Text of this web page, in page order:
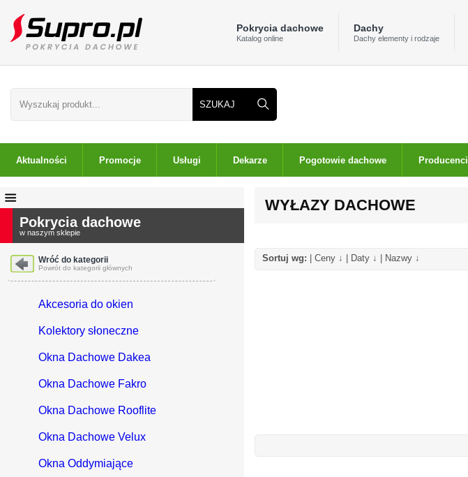
Pokrycia dachowe
Katalog online
Dachy
Dachy elementy i rodzaje
Aktualności Promocje Usługi Dekarze Pogotowie dachowe Producenci
Pokrycia dachowe
w naszym sklepie
Wróć do kategorii
Powrót do kategorii głównych
Akcesoria do okien
Kolektory słoneczne
Okna Dachowe Dakea
Okna Dachowe Fakro
Okna Dachowe Rooflite
Okna Dachowe Velux
Okna Oddymiające
WYŁAZY DACHOWE
Sortuj wg: Ceny ↓ Daty ↓ Nazwy ↓